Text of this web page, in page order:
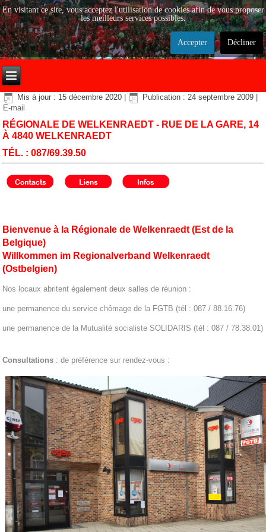
Mis à jour : 15 décembre 2020 Publication : 24 septembre 2009
E-mail
RÉGIONALE DE WELKENRAEDT - RUE DE LA GARE, 14
À 4840 WELKENRAEDT
TÉL. : 087/69.39.50
Bienvenue à la Régionale de Welkenraedt (Est de la
Belgique)
Willkommen im Regionalverband Welkenraedt
(Ostbelgien)
Nos locaux abritent également deux salles de réunion :
une permanence du service chômage de la FGTB (tél : 087 / 88.16.76)
une permanence de la Mutualité socialiste SOLIDARIS (tél : 087 / 78.38.01)
Consultations : de préférence sur rendez-vous :
En visitant ce site, vous acceptez l'utilisation de cookies afin de vous proposer
les meilleurs services possibles.
Accepter Décliner